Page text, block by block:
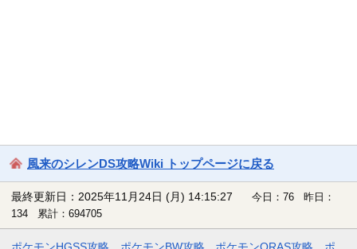
風来のシレンDS攻略Wiki トップページに戻る
最終更新日：2025年11月24日 (月) 14:15:27
今日：76 昨日：
134 累計：694705